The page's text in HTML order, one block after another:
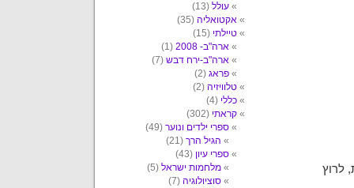
לרוץ
עולל (13)
אקטואליה (35)
טיילתי (15)
ארה"ב- 2008
(1)
ארה"ב-ירח דבש (7)
פראג (2)
טלוויזיה (2)
כללי (4)
קראתי (302)
ספרי ילדים ונוער (49)
הגיל הרך (21)
ספרי עיון (43)
מלחמות ישראל (5)
סוציולוגיה (7)